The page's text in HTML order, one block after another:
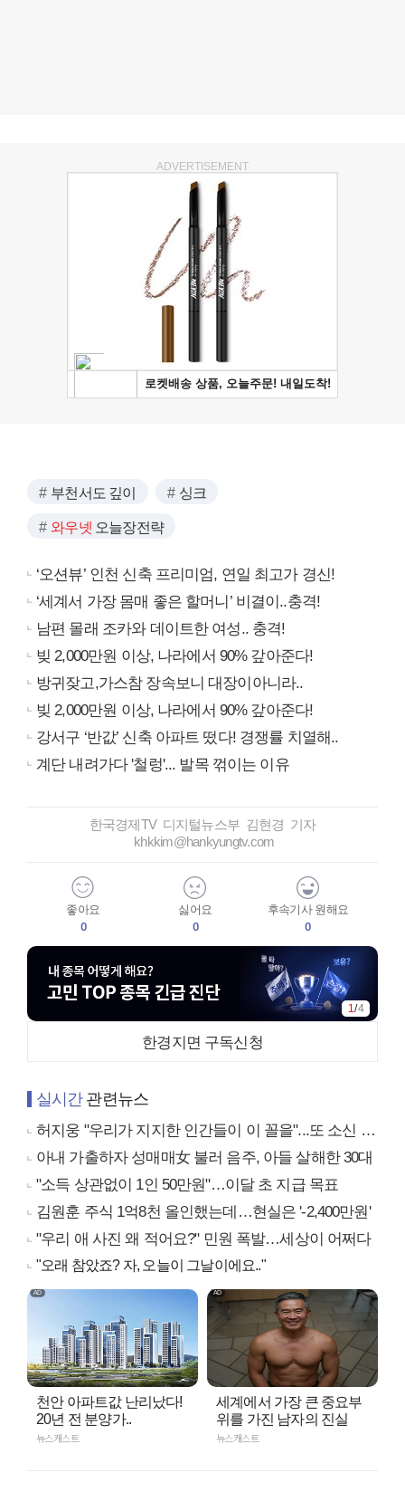
ADVERTISEMENT
부천서도 깊이 싱크
와우넷 오늘장전략
‘오션뷰’ 인천 신축 프리미엄, 연일 최고가 경신!
‘세계서 가장 몸매 좋은 할머니’ 비결이..충격!
남편 몰래 조카와 데이트한 여성.. 충격!
빚 2,000만원 이상, 나라에서 90% 갚아준다!
방귀잦고,가스참 장속보니 대장이아니라..
빚 2,000만원 이상, 나라에서 90% 갚아준다!
강서구 ‘반값’ 신축 아파트 떴다! 경쟁률 치열해..
계단 내려가다 '철렁'... 발목 꺾이는 이유
한국경제TV 디지털뉴스부 김현경 기자
khkkim@hankyungtv.com
좋아요
0
싫어요
0
후속기사 원해요
0
1/4
한경지면 구독신청
실시간관련뉴스
허지웅 "우리가 지지한 인간들이 이 꼴을"...또 소신 발언
아내 가출하자 성매매女 불러 음주, 아들 살해한 30대
"소득 상관없이 1인 50만원"…이달 초 지급 목표
김원훈 주식 1억8천 올인했는데…현실은 '-2,400만원'
"우리 애 사진 왜 적어요?" 민원 폭발…세상이 어쩌다
"오래 참았죠? 자, 오늘이 그날이에요.."
천안 아파트값 난리났다!
20년 전 분양가..
뉴스캐스트
세계에서 가장 큰 중요부
위를 가진 남자의 진실
뉴스캐스트